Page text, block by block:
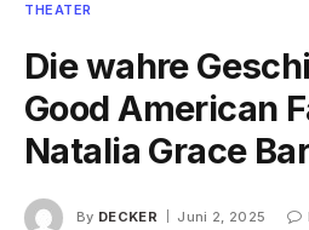
THEATER
Die wahre
Good American
Natalia Grace
By DECKER Juni 2, 2025